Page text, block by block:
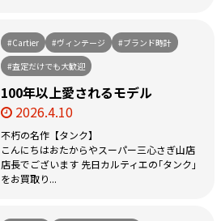
#Cartier #ヴィンテージ
#ブランド時計
#査定だけでも大歓迎
100年以上愛されるモデル
2026.4.10
不朽の名作【タンク】
こんにちはおたからやスーパー三心さぎ山店
店長でございます 先日カルティエの｢タンク｣
をお買取り...